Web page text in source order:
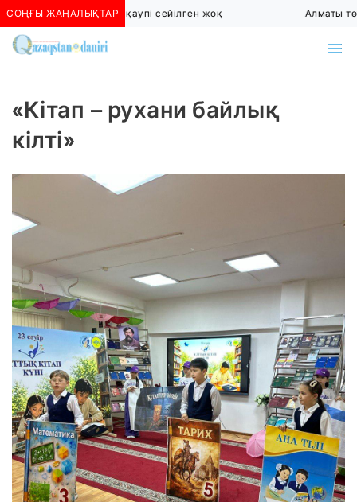
СОҢҒЫ ЖАҢАЛЫҚТАР
Алматыда көшкін қаупі сейілген жоқ Алматы
«Кітап – рухани байлық
кілті»